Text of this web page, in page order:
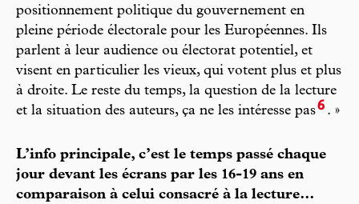
positionnement politique du gouvernement en
pleine période électorale pour les Européennes. Ils
parlent à leur audience ou électorat potentiel, et
visent en particulier les vieux, qui votent plus et plus
à droite. Le reste du temps, la question de la lecture
et la situation des auteurs, ça ne les intéresse pas6 . »
L’info principale, c’est le temps passé chaque
jour devant les écrans par les 16-19 ans en
comparaison à celui consacré à la lecture…